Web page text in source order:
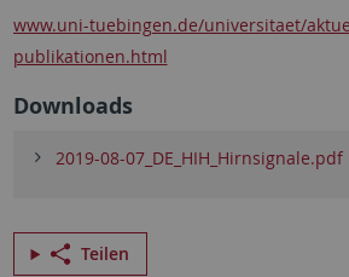
www.uni-tuebingen.de/universitaet/
publikationen.html
Downloads
2019-08-07_DE_HIH_Hirnsignale.pdf
Teilen